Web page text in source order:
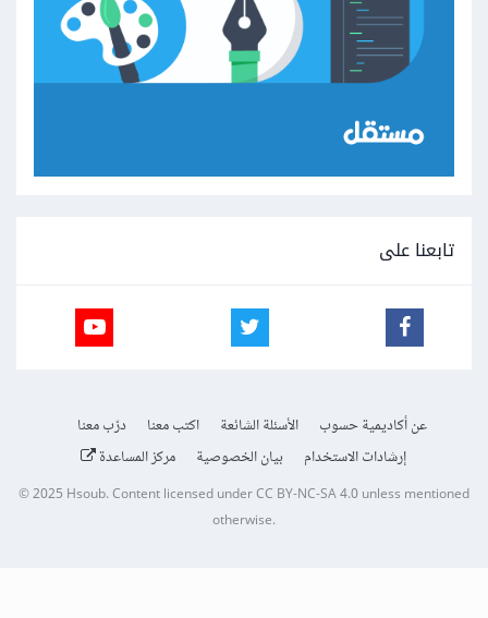
تابعنا على
عن أكاديمية حسوب الأسئلة الشائعة اكتب معنا
درّب معنا
إرشادات الاستخدام
بيان الخصوصية مركز المساعدة
© 2025 Hsoub.Content licensed underCC BY-NC-SA 4.0unless mentioned
otherwise.